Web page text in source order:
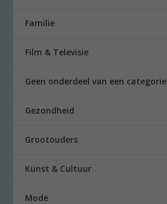
Familie
Film & Televisie
Geen onderdeel van een categorie
Gezondheid
Grootouders
Kunst & Cultuur
Mode